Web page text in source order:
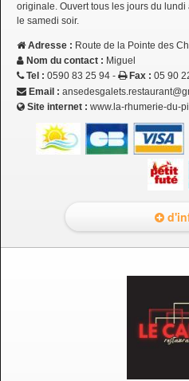
originale. Ouvert tous les jours du
le samedi soir.
Adresse : Route de la Pointe des
Nom du contact : Miguel
Tel : 0590 83 25 94 - Fax : 05 90
Email :
Site internet : www.la-rhumerie-du-